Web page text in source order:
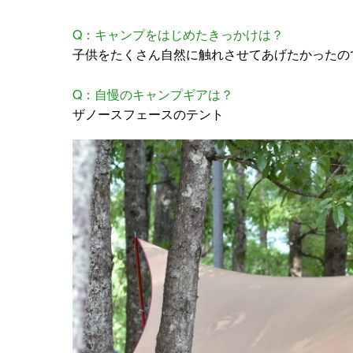
Q：キャンプをはじめたきっかけは？
子供をたくさん自然に触れさせてあげたかったの
Q：自慢のキャンプギアは？
ザノースフェースのテント